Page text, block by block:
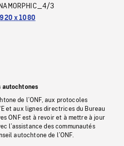
3
x 1080
autochtones
de l’ONF, aux protocoles
et aux lignes directrices du Bureau
ONF est à revoir et à mettre à jour
l’assistance des communautés
autochtone de l’ONF.